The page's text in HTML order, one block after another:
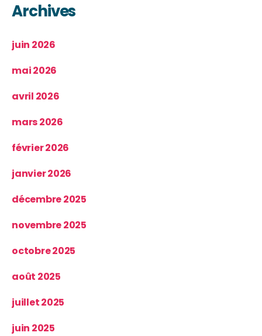
Archives
juin 2026
mai 2026
avril 2026
mars 2026
février 2026
janvier 2026
décembre 2025
novembre 2025
octobre 2025
août 2025
juillet 2025
juin 2025